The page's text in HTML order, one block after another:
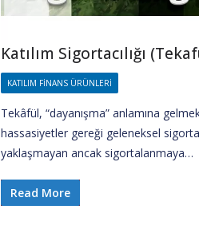
Katılım Sigortacılığı
KATILIM FINANS ÜRÜNLERI
Tekâfül, “dayanışma” anlamına
hassasiyetler gereği geleneksel
yaklaşmayan ancak sigortalanmaya…
Read More